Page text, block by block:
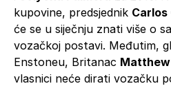
kupovine, predsjednik Carlos
će se u siječnju znati više o
vozačkoj postavi. Međutim,
Enstoneu, Britanac
vlasnici neće dirati vozačku